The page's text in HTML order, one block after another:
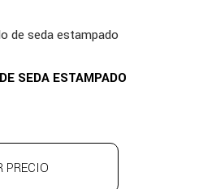
SEDA ESTAMPADO
PRECIO